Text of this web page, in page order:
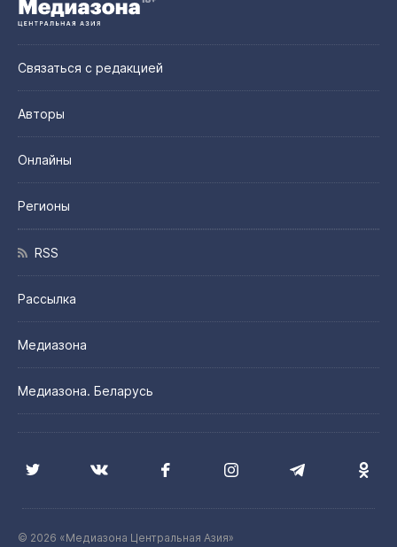
Связаться с редакцией
Авторы
Онлайны
Регионы
RSS
Рассылка
Медиазона
Медиазона. Беларусь
© 2026 «Медиазона Центральная Азия»